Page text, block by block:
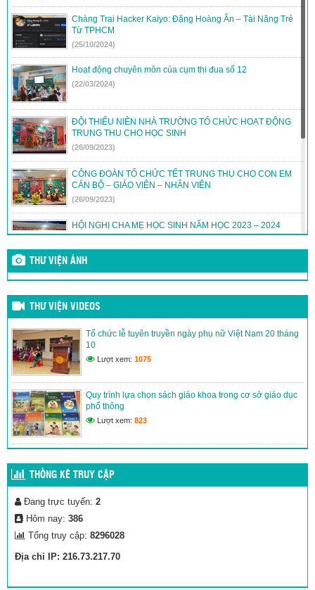
Chàng Trai Hacker Kaiyo: Đặng Hoàng Ân – Tài Năng Trẻ
Từ TPHCM
(25/10/2024)
Hoạt động chuyên môn của cụm thi đua số 12
(22/03/2024)
ĐỘI THIẾU NIÊN NHÀ TRƯỜNG TỔ CHỨC HOẠT ĐỘNG
TRUNG THU CHO HỌC SINH
(26/09/2023)
CÔNG ĐOÀN TỔ CHỨC TẾT TRUNG THU CHO CON EM
CÁN BỘ – GIÁO VIÊN – NHÂN VIÊN
(26/09/2023)
HỘI NGHỊ CHA MẸ HỌC SINH NĂM HỌC 2023 – 2024
DANH MỤC SÁCH GIÁO KHOA NĂM HỌC 2023 – 2024
DANH SÁCH HỌC SINH TRƯỜNG THCS LƯƠNG THẾ
VINH ĐỖ CHUYÊN NGUYỄN DU
(21/06/2023)
THƯ VIỆN ẢNH
THƯ VIỆN VIDEOS
Tổ chức lễ tuyên truyền ngày phụ nữ Việt Nam 20 tháng
10
Lượt xem: 1075
Quy trình lựa chọn sách giáo khoa trong cơ sở giáo dục
phổ thông
Lượt xem: 823
THỐNG KÊ TRUY CẬP
Đang trực tuyến: 2
Hôm nay: 386
Tổng truy cập: 8296028
Địa chỉ IP: 216.73.217.70